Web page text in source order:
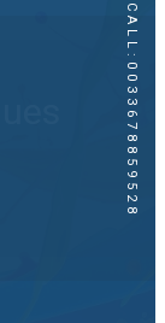
CALL:0033678859528